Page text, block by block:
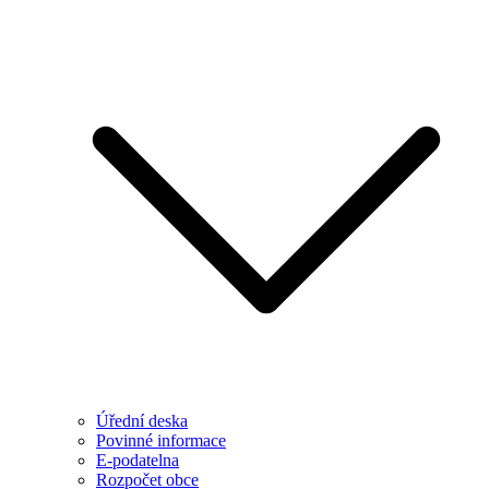
Úřední deska
Povinné informace
E-podatelna
Rozpočet obce